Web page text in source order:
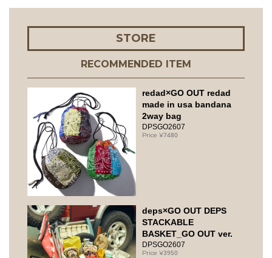
STORE
RECOMMENDED ITEM
redad×GO OUT redad
made in usa bandana
2way bag
DPSGO2607
7480
deps×GO OUT DEPS
STACKABLE
BASKET_GO OUT ver.
DPSGO2607
3950